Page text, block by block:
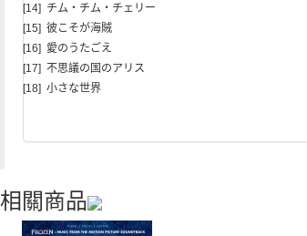
[14] チム・チム・チェリー
[15] 彼こそが海賊
[16] 愛のうたごえ
[17] 不思議の国のアリス
[18] 小さな世界
相關商品